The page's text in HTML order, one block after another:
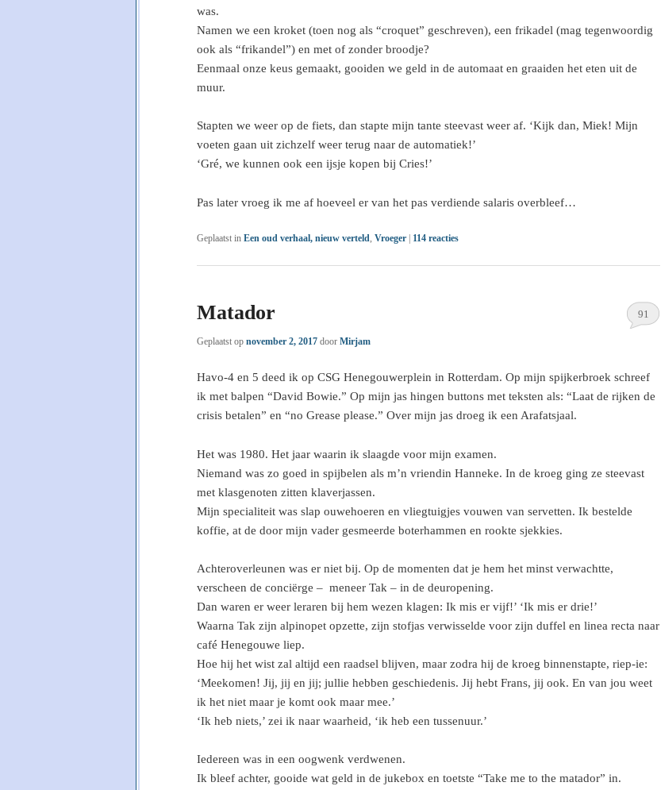
was.
Namen we een kroket (toen nog als “croquet” geschreven), een frikadel (mag tegenwoordig
ook als “frikandel”) en met of zonder broodje?
Eenmaal onze keus gemaakt, gooiden we geld in de automaat en graaiden het eten uit de
muur.
Stapten we weer op de fiets, dan stapte mijn tante steevast weer af. ‘Kijk dan, Miek! Mijn
voeten gaan uit zichzelf weer terug naar de automatiek!’
‘Gré, we kunnen ook een ijsje kopen bij Cries!’
Pas later vroeg ik me af hoeveel er van het pas verdiende salaris overbleef…
Geplaatst in Een oud verhaal, nieuw verteld, Vroeger 114 reacties
Matador
Geplaatst op november 2, 2017 door Mirjam
91
Havo-4 en 5 deed ik op CSG Henegouwerplein in Rotterdam. Op mijn spijkerbroek schreef
ik met balpen “David Bowie.” Op mijn jas hingen buttons met teksten als: “Laat de rijken de
crisis betalen” en “no Grease please.” Over mijn jas droeg ik een Arafatsjaal.
Het was 1980. Het jaar waarin ik slaagde voor mijn examen.
Niemand was zo goed in spijbelen als m’n vriendin Hanneke. In de kroeg ging ze steevast
met klasgenoten zitten klaverjassen.
Mijn specialiteit was slap ouwehoeren en vliegtuigjes vouwen van servetten. Ik bestelde
koffie, at de door mijn vader gesmeerde boterhammen en rookte sjekkies.
Achteroverleunen was er niet bij. Op de momenten dat je hem het minst verwachtte,
verscheen de conciërge – meneer Tak – in de deuropening.
Dan waren er weer leraren bij hem wezen klagen: Ik mis er vijf!’ ‘Ik mis er drie!’
Waarna Tak zijn alpinopet opzette, zijn stofjas verwisselde voor zijn duffel en linea recta naar
café Henegouwe liep.
Hoe hij het wist zal altijd een raadsel blijven, maar zodra hij de kroeg binnenstapte, riep-ie:
‘Meekomen! Jij, jij en jij; jullie hebben geschiedenis. Jij hebt Frans, jij ook. En van jou weet
ik het niet maar je komt ook maar mee.’
‘Ik heb niets,’ zei ik naar waarheid, ‘ik heb een tussenuur.’
Iedereen was in een oogwenk verdwenen.
Ik bleef achter, gooide wat geld in de jukebox en toetste “Take me to the matador” in.